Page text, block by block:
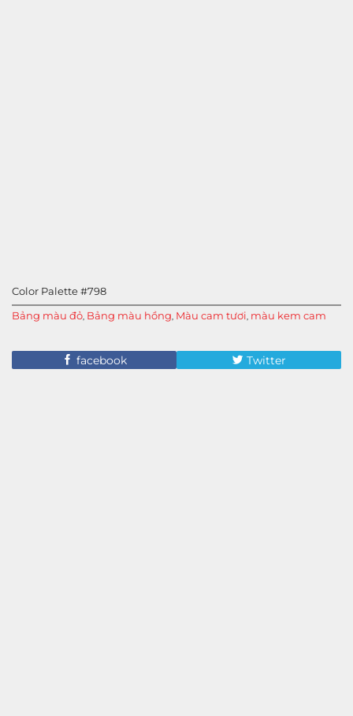
Color Palette #798
Bảng màu đỏ, Bảng màu hồng, Màu cam tươi, màu kem cam
facebook Twitter